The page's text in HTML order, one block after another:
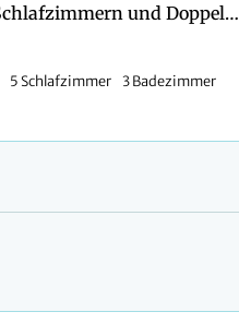
Haus mit 5 Schlafzimmern und Doppelgarage
5 Schlafzimmer 3 Badezimmer